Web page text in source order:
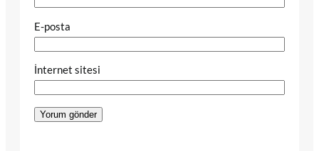
E-posta
İnternet sitesi